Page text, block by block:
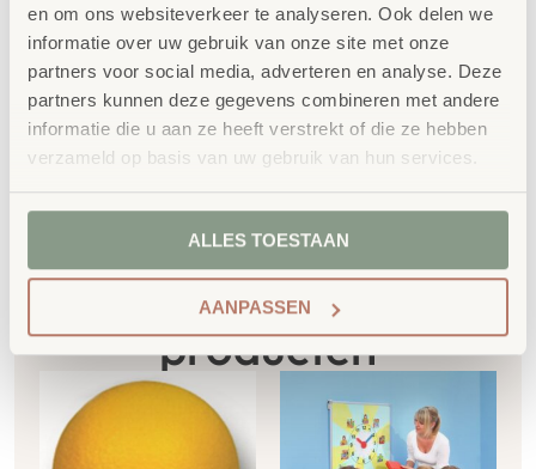
en om ons websiteverkeer te analyseren. Ook delen we
informatie over uw gebruik van onze site met onze
partners voor social media, adverteren en analyse. Deze
partners kunnen deze gegevens combineren met andere
informatie die u aan ze heeft verstrekt of die ze hebben
verzameld op basis van uw gebruik van hun services.
ALLES TOESTAAN
AANPASSEN
Extra informatie
SKU 758161
Gerelateerde
producten